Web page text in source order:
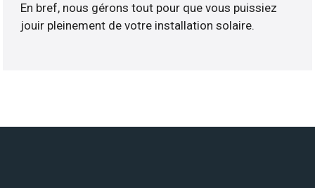
En bref, nous gérons tout pour que vous puissiez
jouir pleinement de votre installation solaire.